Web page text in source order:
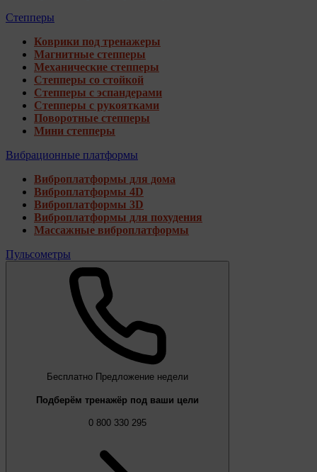
Степперы
Коврики под тренажеры
Магнитные степперы
Механические степперы
Степперы со стойкой
Степперы с эспандерами
Степперы с рукоятками
Поворотные степперы
Мини степперы
Вибрационные платформы
Виброплатформы для дома
Виброплатформы 4D
Виброплатформы 3D
Виброплатформы для похудения
Массажные виброплатформы
Пульсометры
Бесплатно Предложение недели
Подберём тренажёр под ваши цели
0 800 330 295